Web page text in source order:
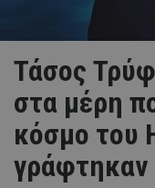
Τάσος
στα μέρη
κόσμο του
γράφτηκαν